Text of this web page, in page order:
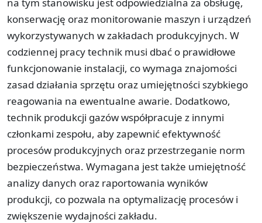
konserwację oraz monitorowanie maszyn i urządzeń
wykorzystywanych w zakładach produkcyjnych. W
codziennej pracy technik musi dbać o prawidłowe
funkcjonowanie instalacji, co wymaga znajomości
zasad działania sprzętu oraz umiejętności szybkiego
reagowania na ewentualne awarie. Dodatkowo,
technik produkcji gazów współpracuje z innymi
członkami zespołu, aby zapewnić efektywność
procesów produkcyjnych oraz przestrzeganie norm
bezpieczeństwa. Wymagana jest także umiejętność
analizy danych oraz raportowania wyników
produkcji, co pozwala na optymalizację procesów i
zwiększenie wydajności zakładu.